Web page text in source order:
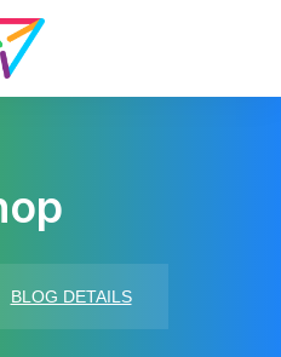
BLOG DETAILS